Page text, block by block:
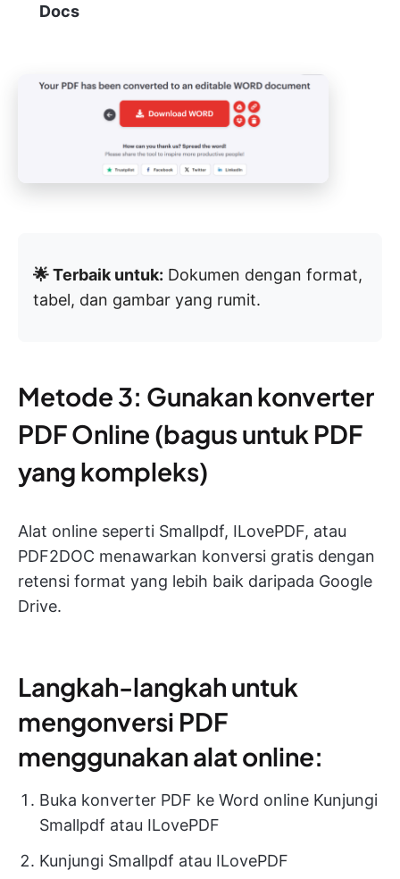
Docs
🌟 Terbaik untuk: Dokumen dengan format,
tabel, dan gambar yang rumit.
Metode 3: Gunakan konverter
PDF Online (bagus untuk PDF
yang kompleks)
Alat online seperti Smallpdf, ILovePDF, atau
PDF2DOC menawarkan konversi gratis dengan
retensi format yang lebih baik daripada Google
Drive.
Langkah-langkah untuk
mengonversi PDF
menggunakan alat online:
Buka konverter PDF ke Word online Kunjungi
Smallpdf atau ILovePDF
Kunjungi Smallpdf atau ILovePDF